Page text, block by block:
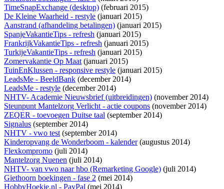
TimeSnapExchange (desktop) (februari 2015)
De Kleine Waarheid - restyle (januari 2015)
Aanstrand (afhandeling betalingen) (januari 2015)
SpanjeVakantieTips - refresh (januari 2015)
FrankrijkVakantieTips - refresh (januari 2015)
TurkijeVakantieTips - refresh (januari 2015)
Zomervakantie Op Maat(januari 2015)
TuinEnKlussen - responsive restyle (januari 2015)
LeadsMe - BeeldBank (december 2014)
LeadsMe - restyle (december 2014)
NHTV- Academie Nieuwsbrief (uitbreidingen) (november 2014)
Steunpunt Mantelzorg Verlicht - actie coupons (november 2014)
ZEQER - toevoegen Duitse taal (september 2014)
Signalus (september 2014)
NHTV - vwo test(september 2014)
Kinderopvang de Wonderboom - kalender(augustus 2014)
Flexkompromo (juli 2014)
Mantelzorg Nuenen (juli 2014)
NHTV- van vwo naar hbo (Remarketing Google) (juli 2014)
Giethoorn boekingen - fase 2 (mei 2014)
HobbyHoekje.nl - PayPal (mei 2014)